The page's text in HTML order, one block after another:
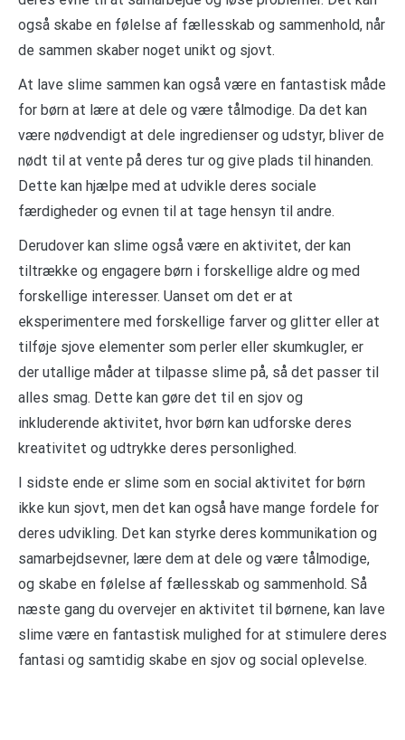
også skabe en følelse af fællesskab og sammenhold, når
de sammen skaber noget unikt og sjovt.
At lave slime sammen kan også være en fantastisk måde
for børn at lære at dele og være tålmodige. Da det kan
være nødvendigt at dele ingredienser og udstyr, bliver de
nødt til at vente på deres tur og give plads til hinanden.
Dette kan hjælpe med at udvikle deres sociale
færdigheder og evnen til at tage hensyn til andre.
Derudover kan slime også være en aktivitet, der kan
tiltrække og engagere børn i forskellige aldre og med
forskellige interesser. Uanset om det er at
eksperimentere med forskellige farver og glitter eller at
tilføje sjove elementer som perler eller skumkugler, er
der utallige måder at tilpasse slime på, så det passer til
alles smag. Dette kan gøre det til en sjov og
inkluderende aktivitet, hvor børn kan udforske deres
kreativitet og udtrykke deres personlighed.
I sidste ende er slime som en social aktivitet for børn
ikke kun sjovt, men det kan også have mange fordele for
deres udvikling. Det kan styrke deres kommunikation og
samarbejdsevner, lære dem at dele og være tålmodige,
og skabe en følelse af fællesskab og sammenhold. Så
næste gang du overvejer en aktivitet til børnene, kan lave
slime være en fantastisk mulighed for at stimulere deres
fantasi og samtidig skabe en sjov og social oplevelse.